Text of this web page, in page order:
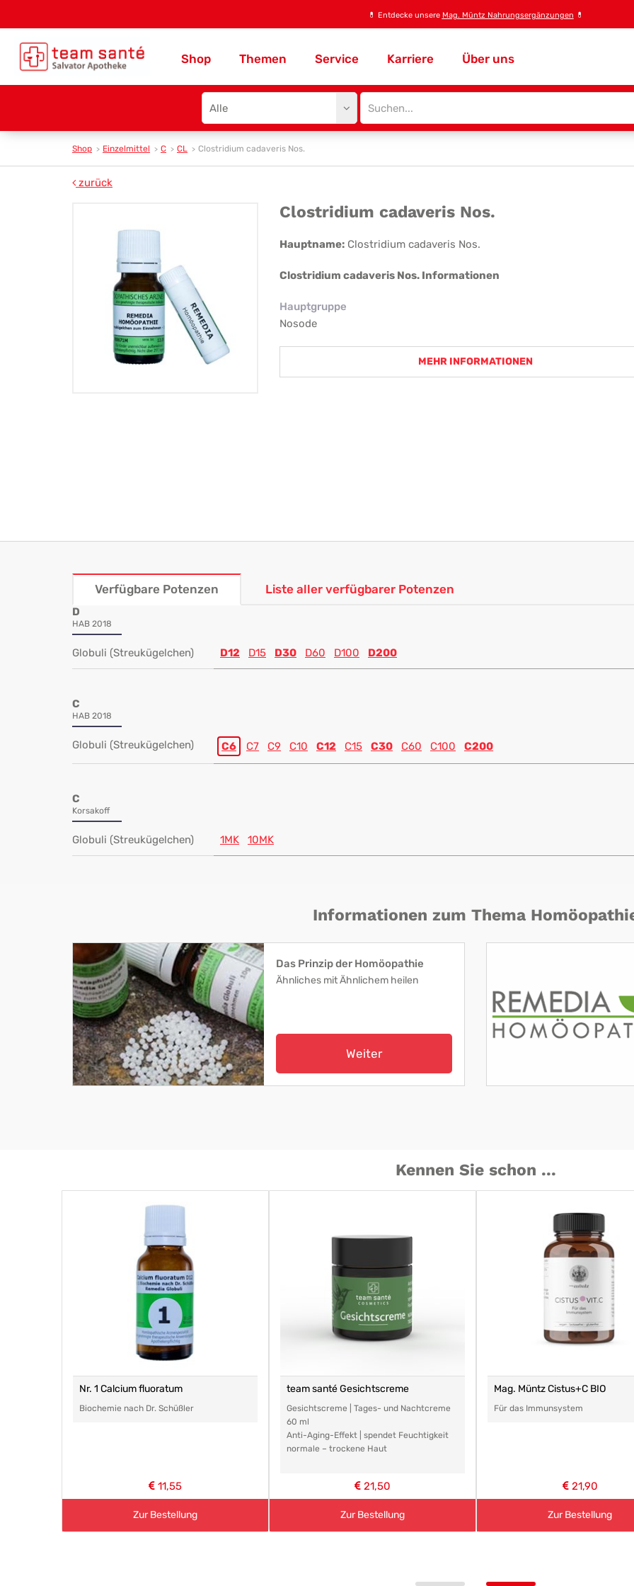
💊 Entdecke unsere Mag. Müntz Nahrungsergänzungen 💊
Shop Themen Service Karriere Über uns
Search
type
Site
search
Shop Einzelmittel C CL Clostridium cadaveris Nos.
zurück
Clostridium
cadaveris
Nos.
Clostridium cadaveris Nos.
Hauptname: Clostridium cadaveris Nos.
Clostridium cadaveris Nos. Informationen
Hauptgruppe
Nosode
MEHR INFORMATIONEN
Verfügbare Potenzen Liste aller verfügbarer Potenzen
D
HAB 2018
Globuli (Streukügelchen) D12 D15 D30 D60 D100 D200
C
HAB 2018
Globuli (Streukügelchen) C6 C7 C9 C10 C12 C15 C30 C60 C100 C200
C
Korsakoff
Globuli (Streukügelchen) 1MK 10MK
Informationen zum Thema
Das Prinzip der Homöopathie
Ähnliches mit Ähnlichem heilen
Weiter
Kennen Sie schon ...
Nr. 1 Calcium fluoratum
Biochemie nach Dr. Schüßler
11,55
Zur Bestellung
team santé Gesichtscreme
Gesichtscreme | Tages- und Nachtcreme
60 ml
Anti-Aging-Effekt | spendet Feuchtigkeit
normale – trockene Haut
21,50
Zur Bestellung
Mag. Müntz Cistus+C BIO
Für das Immunsystem
21,90
Zur Bestellung